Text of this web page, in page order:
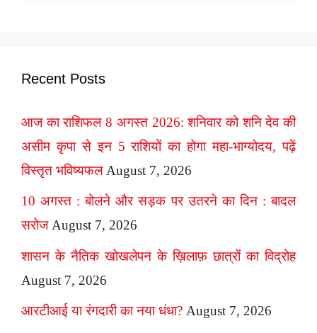
Recent Posts
आज का राशिफल 8 अगस्त 2026: शनिवार को शनि देव की
असीम कृपा से इन 5 राशियों का होगा महा-भाग्योदय, पढ़ें
विस्तृत भविष्यफल August 7, 2026
10 अगस्त : बोलने और सड़क पर उतरने का दिन : बादल
सरोज August 7, 2026
शासन के नैतिक खोखलेपन के ख़िलाफ़ छात्रों का विद्रोह
August 7, 2026
आरटीआई या रंगदारी का नया धंधा? August 7, 2026